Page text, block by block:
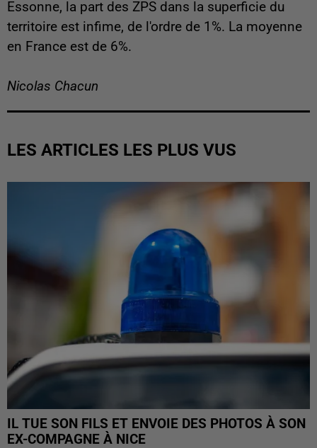
Essonne, la part des ZPS dans la superficie du
territoire est infime, de l'ordre de 1%. La moyenne
en France est de 6%.
Nicolas Chacun
LES ARTICLES LES PLUS VUS
IL TUE SON FILS ET ENVOIE DES PHOTOS À SON
EX-COMPAGNE À NICE